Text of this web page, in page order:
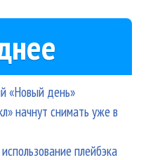
«Новый день»
начнут снимать уже в
плейбэка